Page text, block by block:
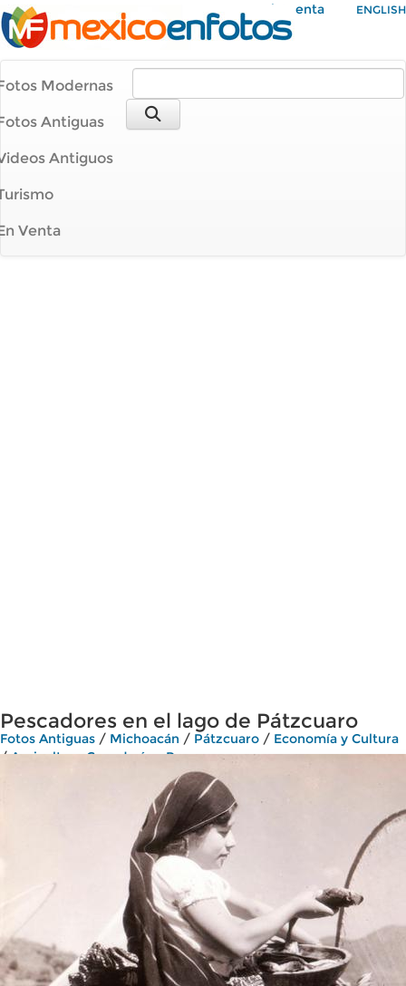
Mi Cuenta ENGLISH
Modernas
Antiguas
Antiguos
Venta
Pescadores en el lago de Pátzcuaro
Fotos Antiguas / Michoacán / Pátzcuaro / Economía y Cultura
/Agricultura Ganadería y Pesca